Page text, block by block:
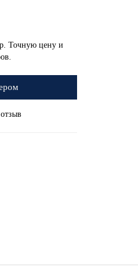
Точную цену и